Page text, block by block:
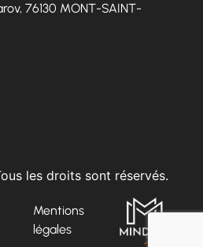
76130 MONT-SAINT-
les droits sont réservés.
Mentions
légales